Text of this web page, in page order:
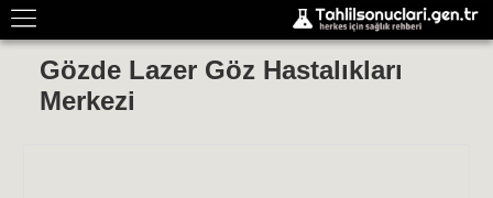
Gözde Lazer Göz Hastalıkları
Merkezi